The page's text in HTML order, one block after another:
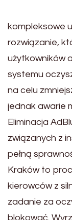
kompleksowe
rozwiązanie,
użytkowników
systemu
na celu
jednak awarie
Eliminacja
związanych z
pełną
Kraków to
kierowców z
zadanie za
blokować.